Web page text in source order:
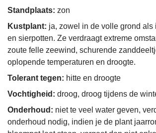
Standplaats: zon
Kustplant: ja, zowel in de volle grond als
en sierpotten. Ze verdraagt extreme
zoute felle zeewind, schurende
oplopende temperaturen en droogte.
Tolerant tegen: hitte en droogte
Vochtigheid: droog, droog tijdens de
Onderhoud: niet te veel water geven,
onderhoud nodig, indien je de plant